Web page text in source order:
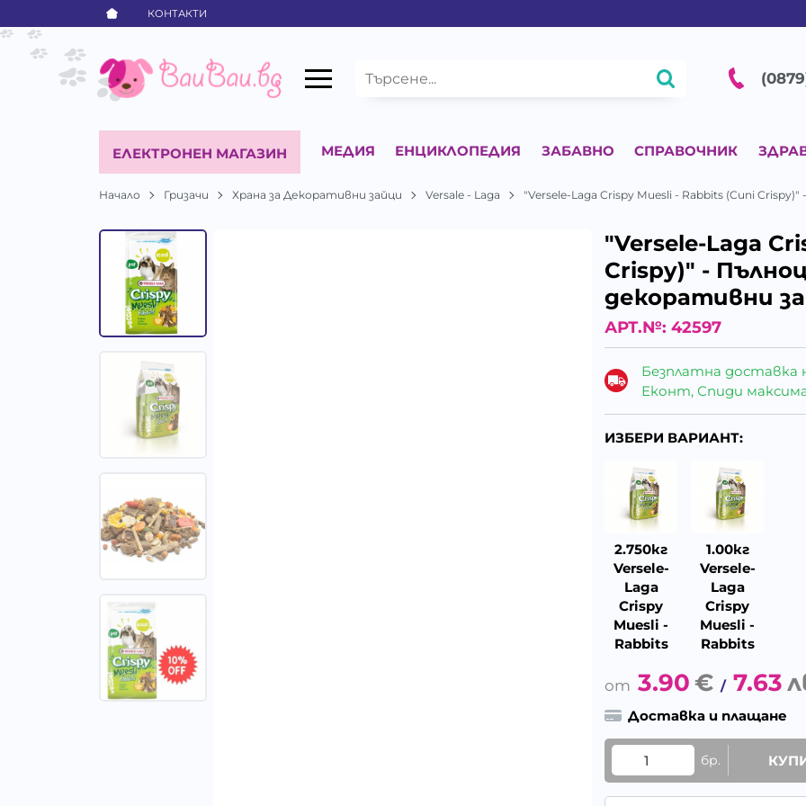
КОНТАКТИ
ЕЛЕКТРОНЕН МАГАЗИН МЕДИЯ ЕНЦИКЛОПЕДИЯ ЗАБАВНО СПРАВОЧНИК
Начало Гризачи Храна за Декоративни зайци Versale - Laga "Versele-Laga Crispy Muesli - Rabbits (Cuni
"Versele-Laga
Crispy)" -
декоративни
АРТ.№: 42597
Безплатна доставка
Еконт, Спиди
ИЗБЕРИ ВАРИАНТ:
2.750кг
Versele-
Laga
Crispy
Muesli -
Rabbits
1.00кг
Versele-
Laga
Crispy
Muesli -
Rabbits
3.90€ / 7.63
Доставка и плащане
бр.